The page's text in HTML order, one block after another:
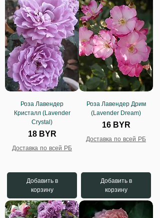
Роза Лавендер
Кристалл (Lavender
Crystal)
Цена
18 BYR
Доставка по всей РБ
Добавить в
корзину
Роза Лавендер Дрим
(Lavender Dream)
Цена
16 BYR
Доставка по всей РБ
Добавить в
корзину